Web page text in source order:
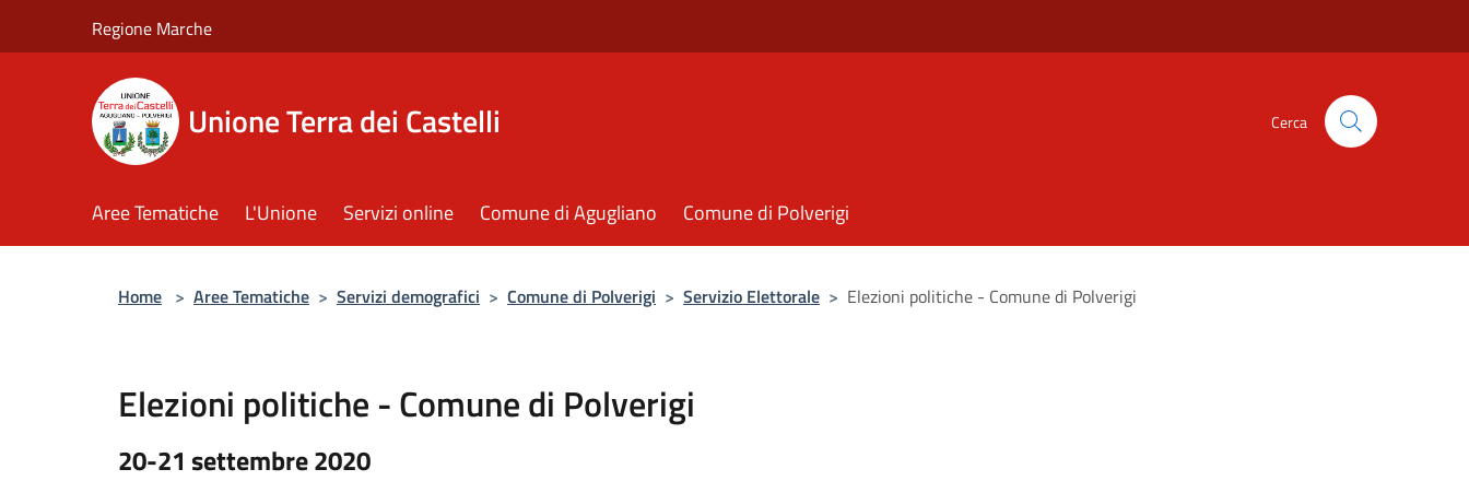
Regione Marche
Unione Terra dei Castelli Cerca
Aree Tematiche L'Unione Servizi online Comune di Agugliano Comune di Polverigi
Home > Aree Tematiche > Servizi demografici > Comune di Polverigi > Servizio Elettorale > Elezioni politiche - Comune di Polverigi
Elezioni politiche - Comune di Polverigi
20-21 settembre 2020